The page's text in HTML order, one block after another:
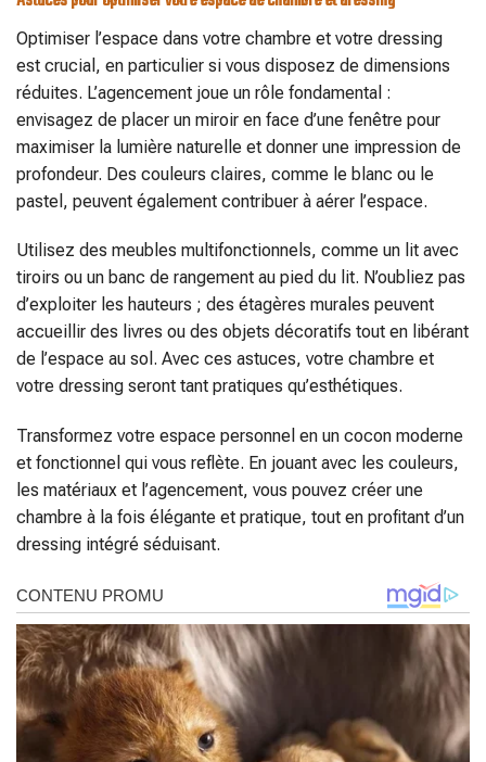
Optimiser l’espace dans votre chambre et votre dressing
est crucial, en particulier si vous disposez de dimensions
réduites. L’agencement joue un rôle fondamental :
envisagez de placer un miroir en face d’une fenêtre pour
maximiser la lumière naturelle et donner une impression de
profondeur. Des couleurs claires, comme le blanc ou le
pastel, peuvent également contribuer à aérer l’espace.
Utilisez des meubles multifonctionnels, comme un lit avec
tiroirs ou un banc de rangement au pied du lit. N’oubliez pas
d’exploiter les hauteurs ; des étagères murales peuvent
accueillir des livres ou des objets décoratifs tout en libérant
de l’espace au sol. Avec ces astuces, votre chambre et
votre dressing seront tant pratiques qu’esthétiques.
Transformez votre espace personnel en un cocon moderne
et fonctionnel qui vous reflète. En jouant avec les couleurs,
les matériaux et l’agencement, vous pouvez créer une
chambre à la fois élégante et pratique, tout en profitant d’un
dressing intégré séduisant.